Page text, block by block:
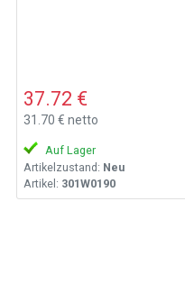
37.72 €
31.70 € netto
Auf Lager
Artikelzustand: Neu
Artikel: 301W0190